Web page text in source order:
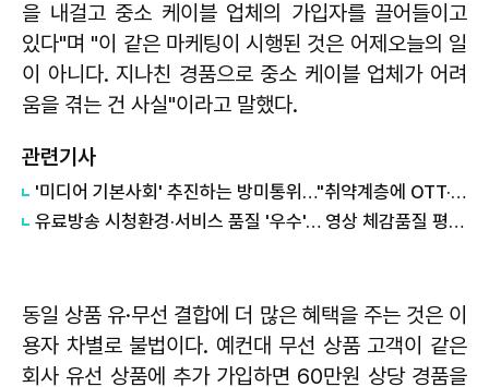
을 내걸고 중소 케이블 업체의 가입자를 끌어들이고
있다"며 "이 같은 마케팅이 시행된 것은 어제오늘의 일
이 아니다. 지나친 경품으로 중소 케이블 업체가 어려
움을 겪는 건 사실"이라고 말했다.
관련기사
'미디어 기본사회' 추진하는 방미통위…"취약계층에 OTT·유료방송 이용료 지원"
유료방송 시청환경·서비스 품질 '우수'… 영상 체감품질 평균 4.6점
동일 상품 유·무선 결합에 더 많은 혜택을 주는 것은 이
용자 차별로 불법이다. 예컨대 무선 상품 고객이 같은
회사 유선 상품에 추가 가입하면 60만원 상당 경품을